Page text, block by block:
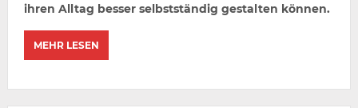
ihren Alltag besser selbstständig gestalten können.
MEHR LESEN